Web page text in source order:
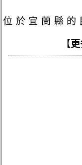
位於宜蘭縣的
【更